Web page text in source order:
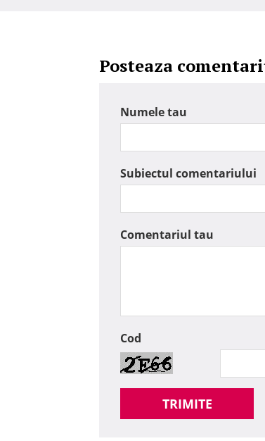
Posteaza
Numele tau
Subiectul comentariului
Comentariul tau
Cod
TRIMITE